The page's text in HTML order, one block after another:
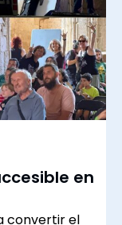
en
convertir el